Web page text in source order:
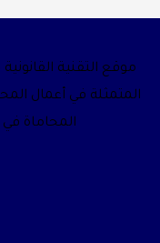
موقع التقنية
المتمثلة في أعمال
المحاماة